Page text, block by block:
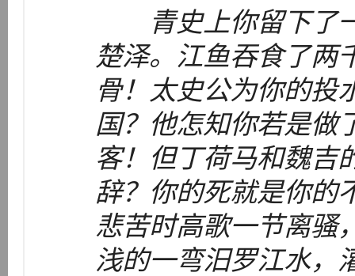
青史上你留下了
楚泽。江鱼吞食了两
骨！太史公为你的投
国？他怎知你若是做
客！但丁荷马和魏吉
辞？你的死就是你的
悲苦时高歌一节离骚
浅的一弯汨罗江水，